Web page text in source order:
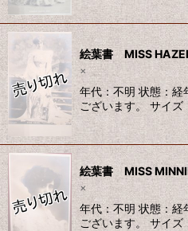
絵葉書 MISS
×
年代：不明 状態：経
ございます。 サイ
絵葉書 MISS
×
年代：不明 状態：経
ございます。 サイ